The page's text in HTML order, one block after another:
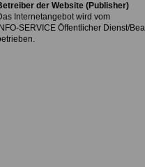
der Website (Publisher)
Internetangebot wird vom
INFO-SERVICE Öffentlicher Dienst/